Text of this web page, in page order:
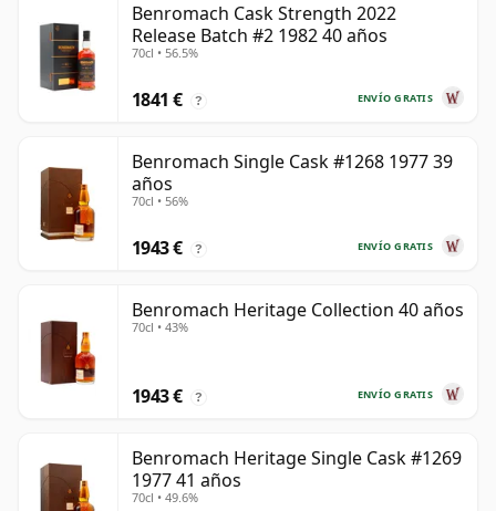
Benromach Cask Strength 2022
Release Batch #2 1982 40 años
70cl • 56.5%
ENVÍO GRATIS
1841 € ?
Benromach Single Cask #1268 1977 39
años
70cl • 56%
ENVÍO GRATIS
1943 € ?
Benromach Heritage Collection 40 años
70cl • 43%
ENVÍO GRATIS
1943 € ?
Benromach Heritage Single Cask #1269
1977 41 años
70cl • 49.6%